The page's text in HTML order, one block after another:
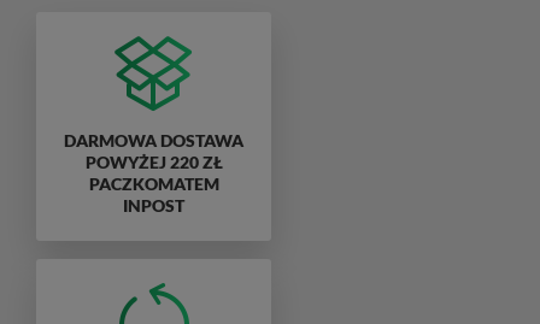
DARMOWA DOSTAWA
POWYŻEJ 220 ZŁ
PACZKOMATEM
INPOST